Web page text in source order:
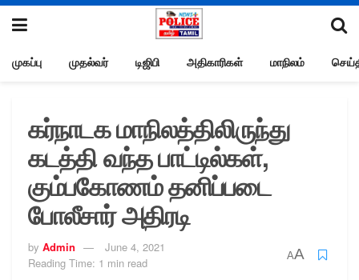
முகப்பு முதல்வர் டிஜிபி அதிகாரிகள் மாநிலம்
கர்நாடக மாநிலத்திலிருந்து
கடத்தி வந்த பாட்டில்கள்,
கும்பகோணம் தனிப்படை
போலீசார் அதிரடி
by Admin
June 4, 2021
Reading Time: 1 min read
AA